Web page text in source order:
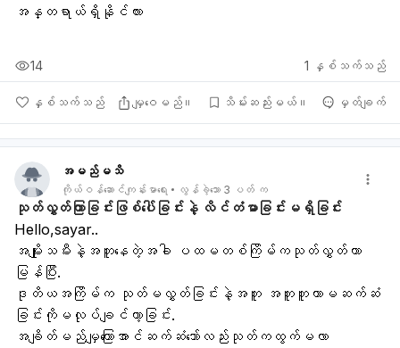
အန္တရာယ်ရှိနိုင်လား
နှစ်သက်သည် မျှဝေမည်။ သိမ်းဆည်းမယ်။ မှတ်ချက်
14 1 နှစ်သက်သည်
အမည်မသိ
ကိုယ်ဝန်ဆောင်ကျန်းမာရေး လွန်ခဲ့သော 3 ပတ် က
သုတ်လွှတ်ကြာခြင်းဖြစ်ပေါ်ခြင်းနဲ့ လိင်တံမာခြင်းမရှိခြင်း
Hello,sayar..
အမျိုးသမီးနဲ့အတူနေတဲ့အခါ ပထမတစ်ကြိမ်ကသုတ်လွှတ်တာ
မြန်ပြီး.
ဒုတိယအကြိမ်က သုတ်မလွှတ်ခြင်းနဲ့အတူ အတူတူကာမဆက်ဆံ
ခြင်းကိုမလုပ်ချင်တာ့ခြင်း.
အချိတ်မည်မျှကြာေအာင်ဆက်ဆံသော်လည်းသုတ်ကထွက်မလာ